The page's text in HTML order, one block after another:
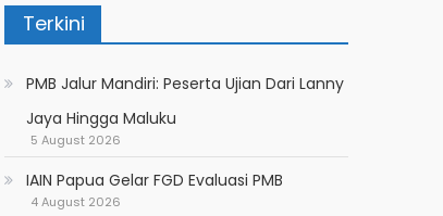
Terkini
PMB Jalur Mandiri: Peserta Ujian Dari Lanny
Jaya Hingga Maluku
5 August 2026
IAIN Papua Gelar FGD Evaluasi PMB
4 August 2026